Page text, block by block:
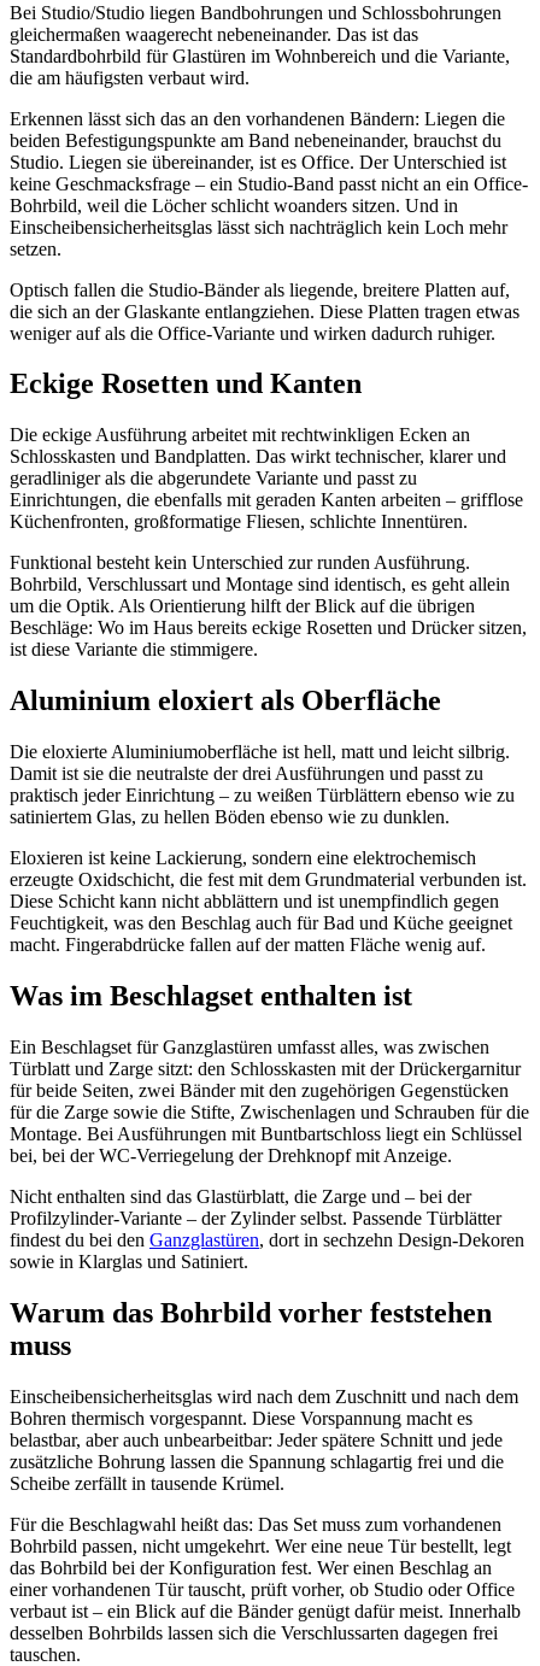
Bei Studio/Studio liegen Bandbohrungen und Schlossbohrungen
gleichermaßen waagerecht nebeneinander. Das ist das
Standardbohrbild für Glastüren im Wohnbereich und die Variante,
die am häufigsten verbaut wird.
Erkennen lässt sich das an den vorhandenen Bändern: Liegen die
beiden Befestigungspunkte am Band nebeneinander, brauchst du
Studio. Liegen sie übereinander, ist es Office. Der Unterschied ist
keine Geschmacksfrage – ein Studio-Band passt nicht an ein Office-
Bohrbild, weil die Löcher schlicht woanders sitzen. Und in
Einscheibensicherheitsglas lässt sich nachträglich kein Loch mehr
setzen.
Optisch fallen die Studio-Bänder als liegende, breitere Platten auf,
die sich an der Glaskante entlangziehen. Diese Platten tragen etwas
weniger auf als die Office-Variante und wirken dadurch ruhiger.
Eckige Rosetten und Kanten
Die eckige Ausführung arbeitet mit rechtwinkligen Ecken an
Schlosskasten und Bandplatten. Das wirkt technischer, klarer und
geradliniger als die abgerundete Variante und passt zu
Einrichtungen, die ebenfalls mit geraden Kanten arbeiten – grifflose
Küchenfronten, großformatige Fliesen, schlichte Innentüren.
Funktional besteht kein Unterschied zur runden Ausführung.
Bohrbild, Verschlussart und Montage sind identisch, es geht allein
um die Optik. Als Orientierung hilft der Blick auf die übrigen
Beschläge: Wo im Haus bereits eckige Rosetten und Drücker sitzen,
ist diese Variante die stimmigere.
Aluminium eloxiert als Oberfläche
Die eloxierte Aluminiumoberfläche ist hell, matt und leicht silbrig.
Damit ist sie die neutralste der drei Ausführungen und passt zu
praktisch jeder Einrichtung – zu weißen Türblättern ebenso wie zu
satiniertem Glas, zu hellen Böden ebenso wie zu dunklen.
Eloxieren ist keine Lackierung, sondern eine elektrochemisch
erzeugte Oxidschicht, die fest mit dem Grundmaterial verbunden ist.
Diese Schicht kann nicht abblättern und ist unempfindlich gegen
Feuchtigkeit, was den Beschlag auch für Bad und Küche geeignet
macht. Fingerabdrücke fallen auf der matten Fläche wenig auf.
Was im Beschlagset enthalten ist
Ein Beschlagset für Ganzglastüren umfasst alles, was zwischen
Türblatt und Zarge sitzt: den Schlosskasten mit der Drückergarnitur
für beide Seiten, zwei Bänder mit den zugehörigen Gegenstücken
für die Zarge sowie die Stifte, Zwischenlagen und Schrauben für die
Montage. Bei Ausführungen mit Buntbartschloss liegt ein Schlüssel
bei, bei der WC-Verriegelung der Drehknopf mit Anzeige.
Nicht enthalten sind das Glastürblatt, die Zarge und – bei der
Profilzylinder-Variante – der Zylinder selbst. Passende Türblätter
findest du bei den Ganzglastüren, dort in sechzehn Design-Dekoren
sowie in Klarglas und Satiniert.
Warum das Bohrbild vorher feststehen
muss
Einscheibensicherheitsglas wird nach dem Zuschnitt und nach dem
Bohren thermisch vorgespannt. Diese Vorspannung macht es
belastbar, aber auch unbearbeitbar: Jeder spätere Schnitt und jede
zusätzliche Bohrung lassen die Spannung schlagartig frei und die
Scheibe zerfällt in tausende Krümel.
Für die Beschlagwahl heißt das: Das Set muss zum vorhandenen
Bohrbild passen, nicht umgekehrt. Wer eine neue Tür bestellt, legt
das Bohrbild bei der Konfiguration fest. Wer einen Beschlag an
einer vorhandenen Tür tauscht, prüft vorher, ob Studio oder Office
verbaut ist – ein Blick auf die Bänder genügt dafür meist. Innerhalb
desselben Bohrbilds lassen sich die Verschlussarten dagegen frei
tauschen.